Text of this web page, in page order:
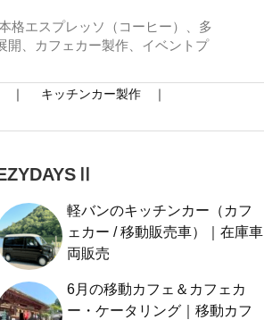
格エスプレッソ（コーヒー）、多
開、カフェカー製作、イベントプ
｜
キッチンカー製作 ｜
軽バンのキッチンカー（カフ
ェカー / 移動販売車）｜在庫車
両販売
6月の移動カフェ＆カフェカ
ー・ケータリング｜移動カフ